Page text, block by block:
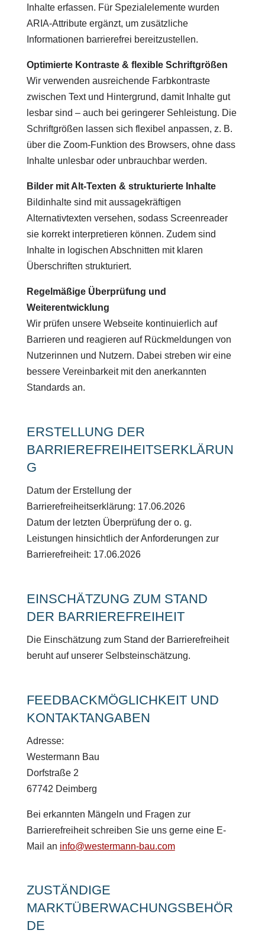
Inhalte erfassen. Für Spezialelemente wurden
ARIA-Attribute ergänzt, um zusätzliche
Informationen barrierefrei bereitzustellen.
Optimierte Kontraste & flexible Schriftgrößen
Wir verwenden ausreichende Farbkontraste
zwischen Text und Hintergrund, damit Inhalte gut
lesbar sind – auch bei geringerer Sehleistung. Die
Schriftgrößen lassen sich flexibel anpassen, z. B.
über die Zoom‐Funktion des Browsers, ohne dass
Inhalte unlesbar oder unbrauchbar werden.
Bilder mit Alt-Texten & strukturierte Inhalte
Bildinhalte sind mit aussagekräftigen
Alternativtexten versehen, sodass Screenreader
sie korrekt interpretieren können. Zudem sind
Inhalte in logischen Abschnitten mit klaren
Überschriften strukturiert.
Regelmäßige Überprüfung und
Weiterentwicklung
Wir prüfen unsere Webseite kontinuierlich auf
Barrieren und reagieren auf Rückmeldungen von
Nutzerinnen und Nutzern. Dabei streben wir eine
bessere Vereinbarkeit mit den anerkannten
Standards an.
ERSTELLUNG DER
BARRIEREFREIHEITSERKLÄRUN
G
Datum der Erstellung der
Barrierefreiheitserklärung: 17.06.2026
Datum der letzten Überprüfung der o. g.
Leistungen hinsichtlich der Anforderungen zur
Barrierefreiheit: 17.06.2026
EINSCHÄTZUNG ZUM STAND
DER BARRIEREFREIHEIT
Die Einschätzung zum Stand der Barrierefreiheit
beruht auf unserer Selbsteinschätzung.
FEEDBACKMÖGLICHKEIT UND
KONTAKTANGABEN
Adresse:
Westermann Bau
Dorfstraße 2
67742 Deimberg
Bei erkannten Mängeln und Fragen zur
Barrierefreiheit schreiben Sie uns gerne eine E-
Mail an info@westermann-bau.com
ZUSTÄNDIGE
MARKTÜBERWACHUNGSBEHÖR
DE